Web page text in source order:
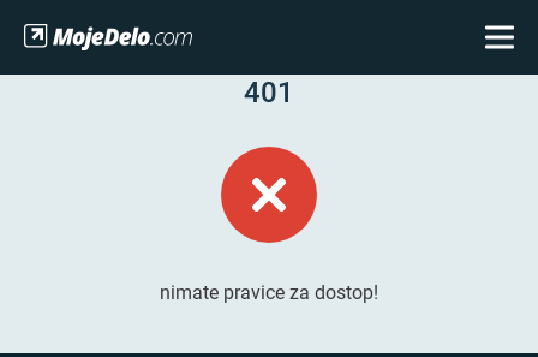
401
nimate pravice za dostop!